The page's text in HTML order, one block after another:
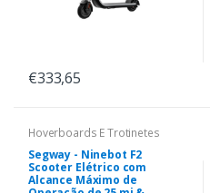
€333,65
Hoverboards E Trotinetes
Segway - Ninebot F2
Scooter Elétrico com
Alcance Máximo de